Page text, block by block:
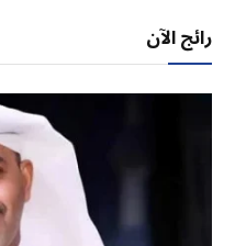
رائج الآن